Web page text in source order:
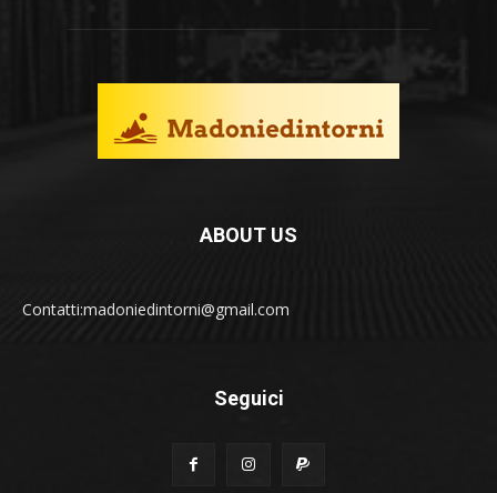
ABOUT US
Contatti:madoniedintorni@gmail.com
Seguici